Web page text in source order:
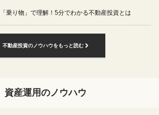
乗り物」で理解！5分でわかる不動産投資とは
不動産投資のノウハウをもっと読む
資産運用のノウハウ